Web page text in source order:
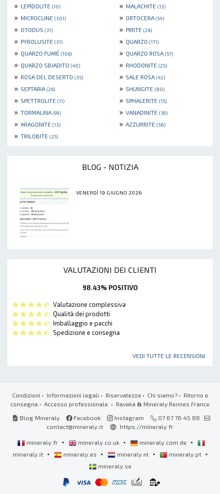
» LEPIDOLITE (10) » MALACHITE (13)
» MICROCLINE (301) » ORTOCERA (54)
» OTODUS (31) » PIRITE (26)
» PYROLUSITE (31) » QUARZO (171)
» QUARZO FUMÉ (106) » QUARZO ROSA (57)
» QUARZO SBIADITO (40) » RHODONITE (25)
» ROSA DEL DESERTO (35) » SALE ROSA (42)
» SEPTARIA (26) » SHUNGITE (80)
» SPETTROLITE (11) » SPHALERITE (15)
» TORMALINA (99) » VANADINITE (39)
» ARAGONITE (13) » AZZURRITE (58)
» TRILOBITE (25)
BLOG - NOTIZIA
VENERDÌ 19 GIUGNO 2026
VALUTAZIONI DEI CLIENTI
98.43% POSITIVO
Valutazione complessiva
Qualità dei prodotti
Imballaggio e pacchi
Spedizione e consegna
VEDI TUTTE LE RECENSIONI
Condizioni • Informazioni legali • Riservatezza • Chi siamo?• Ritorno e
consegna • Accesso professionale • Ravaka & Mineraly Rennes France
Blog Mineraly
Facebook Instagram
07 67 76 45 88
contact@mineraly.it
https://mineraly.fr
mineraly.fr • mineraly.co.uk • mineraly.com.de •
mineraly.it • mineraly.es • mineraly.nl • mineraly.pt •
mineraly.se